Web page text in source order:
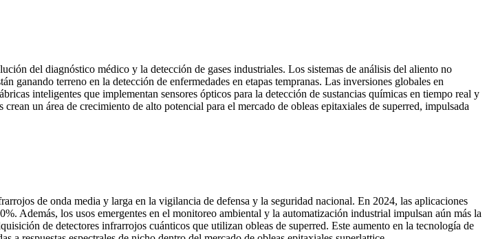
del diagnóstico médico y la detección de gases industriales. Los sistemas de análisis del aliento no
ganando terreno en la detección de enfermedades en etapas tempranas. Las inversiones globales en
inteligentes que implementan sensores ópticos para la detección de sustancias químicas en tiempo real y
un área de crecimiento de alto potencial para el mercado de obleas epitaxiales de superred, impulsada
de onda media y larga en la vigilancia de defensa y la seguridad nacional. En 2024, las aplicaciones
Además, los usos emergentes en el monitoreo ambiental y la automatización industrial impulsan aún más la
de detectores infrarrojos cuánticos que utilizan obleas de superred. Este aumento en la tecnología de